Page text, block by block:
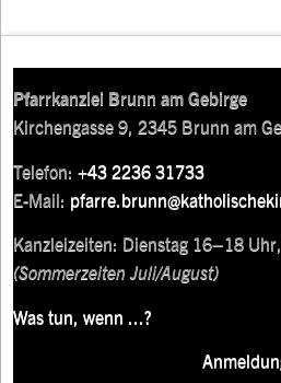
Pfarrkanzlei Brunn am Gebirge
Kirchengasse 9, 2345 Brunn am
Telefon:+43 2236 31733
E-Mail:
Kanzleizeiten: Dienstag 16–18
(Sommerzeiten Juli/August)
Was tun, wenn ...?